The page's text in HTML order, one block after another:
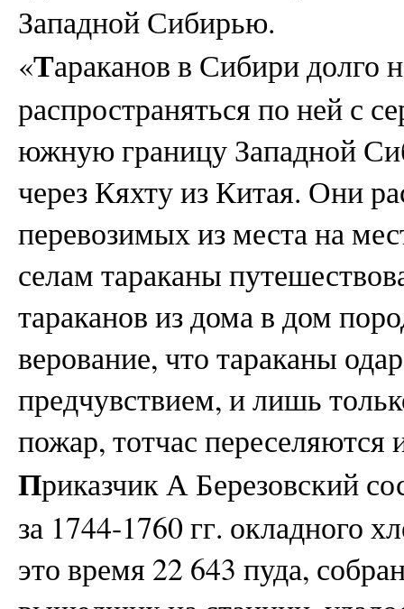
Западной Сибирью.
«Тараканов в Сибири долго
распространяться по ней с
южную границу Западной
через Кяхту из Китая. Они
перевозимых из места на
селам тараканы
тараканов из дома в дом
верование, что тараканы
предчувствием, и лишь
пожар, тотчас переселяются
Приказчик А Березовский
за 1744-1760 гг. окладного
это время 22 643 пуда,